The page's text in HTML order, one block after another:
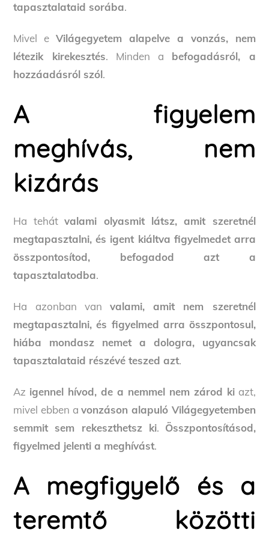
tapasztalataid sorába.
Mivel eVilágegyetem alapelve a vonzás, nem
létezik kirekesztés. Minden a befogadásról, a
hozzáadásról szól.
A figyelem
meghívás, nem
kizárás
Ha tehátvalami olyasmit látsz, amit szeretnél
megtapasztalni, és igent kiáltva figyelmedet arra
összpontosítod, befogadod azt a
tapasztalatodba.
Ha azonban van valami, amit nem szeretnél
megtapasztalni, és figyelmed arra összpontosul,
hiába mondasz nemet a dologra, ugyancsak
tapasztalataid részévé teszed azt.
Az igennel hívod, de a nemmel nem zárod kiazt,
mivel ebben avonzáson alapuló Világegyetemben
semmit sem rekeszthetsz ki. Összpontosításod,
figyelmed jelenti a meghívást.
A megfigyelő és a
teremtő közötti